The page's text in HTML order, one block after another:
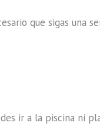
que sigas una
ir a la piscina